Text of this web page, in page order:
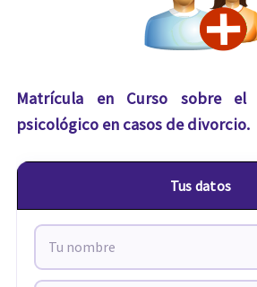
Matrícula en Curso sobre el
psicológico en casos de divorcio.
Tus datos